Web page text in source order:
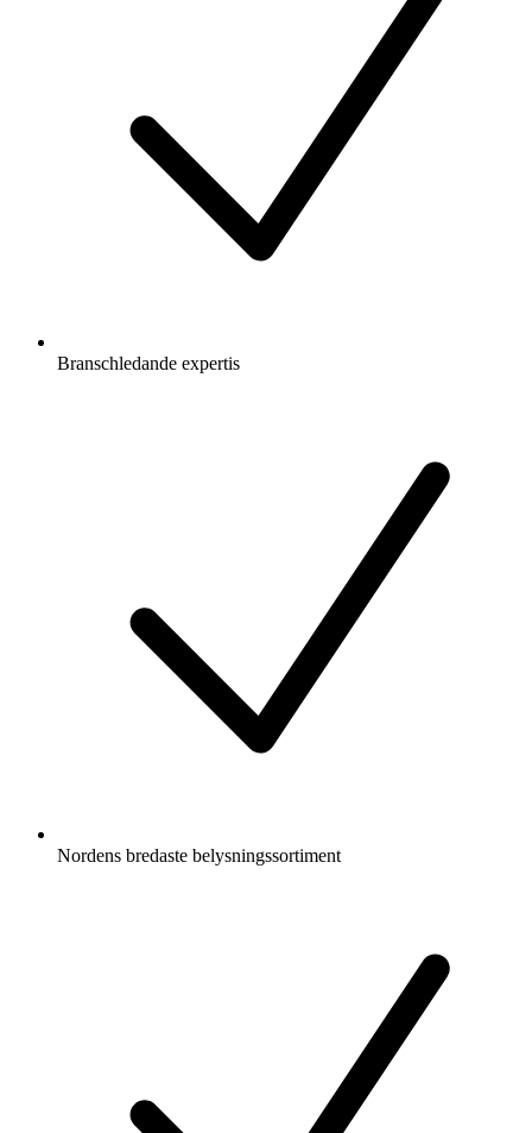
Branschledande expertis
Nordens bredaste belysningssortiment